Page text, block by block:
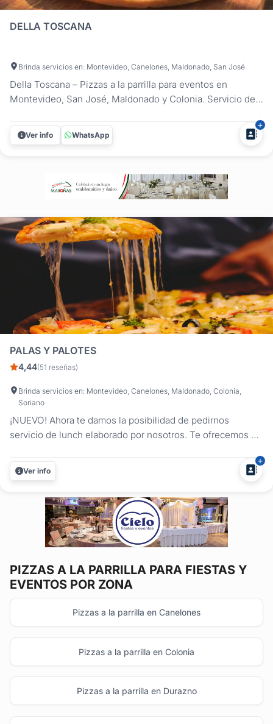
DELLA TOSCANA
Brinda servicios en: Montevideo, Canelones, Maldonado, San José
Della Toscana – Pizzas a la parrilla para eventos en
Montevideo, San José, Maldonado y Colonia. Servicio de
pita y parrilla. ¿Cómo lograr que la comida de tu fiesta sea
un éxito rotundo? En Della Toscana nos especializamos en
Ver info WhatsApp
PALAS Y PALOTES
4,44(51 reseñas)
Brinda servicios en: Montevideo, Canelones, Maldonado, Colonia,
Soriano
¡NUEVO! Ahora te damos la posibilidad de pedirnos
servicio de lunch elaborado por nosotros. Te ofrecemos 2
bocados especiales Estas opciones las podés pedir como
entrada para agregar en alguna de nuestras propuestas de
Ver info
PIZZAS A LA PARRILLA PARA FIESTAS Y
EVENTOS POR ZONA
Pizzas a la parrilla en Canelones
Pizzas a la parrilla en Colonia
Pizzas a la parrilla en Durazno